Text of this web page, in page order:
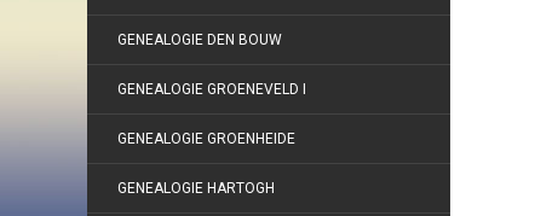
GENEALOGIE DEN BOUW
GENEALOGIE GROENEVELD I
GENEALOGIE GROENHEIDE
GENEALOGIE HARTOGH